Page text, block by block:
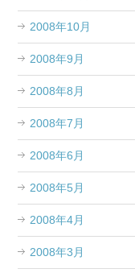
2008年10月
2008年9月
2008年8月
2008年7月
2008年6月
2008年5月
2008年4月
2008年3月